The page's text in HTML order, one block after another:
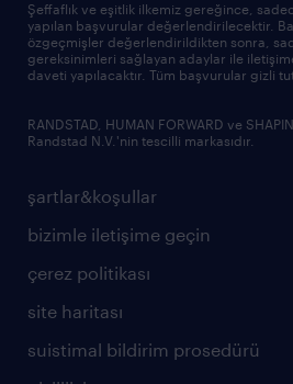
şartlar&koşullar
bizimle iletişime geçin
çerez politikası
site haritası
suistimal bildirim prosedürü
Şeffaflık ve eşitlik ilkemiz gereğince,
yapılan başvurular değerlendirilecektir.
özgeçmişler değerlendirildikten sonra,
gereksinimleri sağlayan adaylar ile
daveti yapılacaktır. Tüm başvurular gizli
RANDSTAD, HUMAN FORWARD ve
Randstad N.V.'nin tescilli markasıdır.